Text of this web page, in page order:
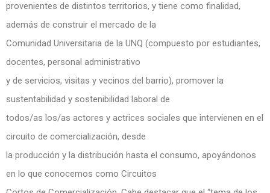
provenientes de distintos territorios, y tiene como finalidad,
además de construir el mercado de la
Comunidad Universitaria de la UNQ (compuesto por estudiantes,
docentes, personal administrativo
y de servicios, visitas y vecinos del barrio), promover la
sustentabilidad y sostenibilidad laboral de
todos/as los/as actores y actrices sociales que intervienen en el
circuito de comercialización, desde
la producción y la distribución hasta el consumo, apoyándonos
en lo que conocemos como Circuitos